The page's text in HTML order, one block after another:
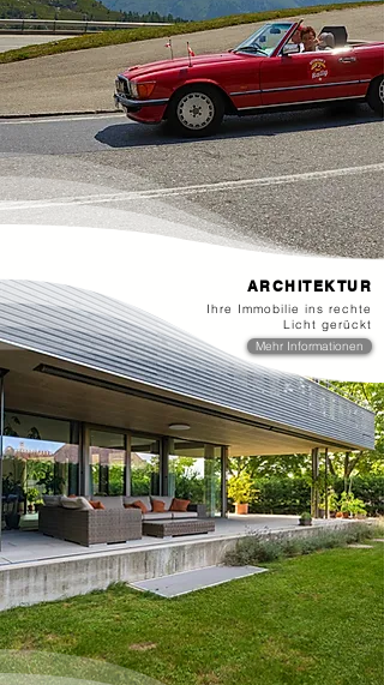
ARCHITEKTUR
Ihre Immobilie ins rechte
Licht gerückt
Mehr Informationen